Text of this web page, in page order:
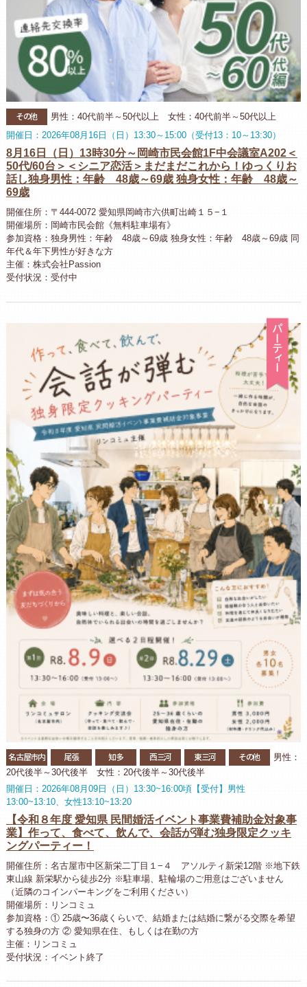
その他
男性：40代前半～50代以上 女性：40代前半～50代以上
開催日：2026年08月16日（日）13:30～15:00（受付13：10～13:30）
8月16日（日）13時30分～岡崎市民会館1F中会議室A202＜
50代/60台＞＜シニア恋活＞まだまだこれから！ゆっくりお
話し独身男性：年齢 48歳～69歳 独身女性：年齢 48歳～
69歳
開催住所：〒444-0072 愛知県岡崎市六供町出崎１５−１
開催場所：岡崎市民会館《無料駐車場有》
参加資格：独身男性：年齢 48歳～69歳 独身女性：年齢 48歳～69歳 同
年代＆年下男性が好きな方
主催：株式会社Passion
受付状況：受付中
名古屋市内 尾張 知多 西三河 東三河 その他
男性：
20代後半～30代後半 女性：20代後半～30代後半
開催日：2026年08月09日（日）13:30~16:00頃【受付】男性
13:00~13:10、女性13:10~13:20
【令和８年度 愛知県 民間婚活イベント事業費補助金対象事
業】作って、食べて、飲んで、会話が弾む独身限定クッキ
ングパーティー！
開催住所：名古屋市中区新栄二丁目１−４ アソルティ新栄12階 ※地下鉄
東山線 新栄駅から徒歩2分 ※駐車場、駐輪場のご用意はございません
（近隣のコインパーキングをご利用ください）
開催場所：リンコミュ
参加資格：① 25歳〜36歳くらいで、結婚または結婚に繋がる交際を希望
する独身の方 ② 愛知県在住、もしくは在勤の方
主催：リンコミュ
受付状況：イベント終了